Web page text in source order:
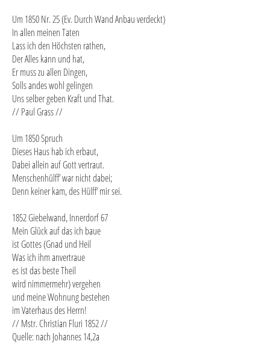
Um 1850 Nr. 25 (Ev. Durch Wand Anbau verdeckt)
In allen meinen Taten
Lass ich den Höchsten rathen,
Der Alles kann und hat,
Er muss zu allen Dingen,
Solls andes wohl gelingen
Uns selber geben Kraft und That.
// Paul Grass //
Um 1850 Spruch
Dieses Haus hab ich erbaut,
Dabei allein auf Gott vertraut.
Menschenhülff’ war nicht dabei;
Denn keiner kam, des Hülff’ mir sei.
1852 Giebelwand, Innerdorf 67
Mein Glück auf das ich baue
ist Gottes (Gnad und Heil
Was ich ihm anvertraue
es ist das beste Theil
wird nimmermehr) vergehen
und meine Wohnung bestehen
im Vaterhaus des Herrn!
// Mstr. Christian Fluri 1852 //
Quelle: nach Johannes 14,2a